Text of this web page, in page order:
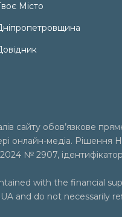
Місто
сайту обов’язкове
онлайн-медіа. Рішення
№ 2907,
with the financial
and do not necessarily